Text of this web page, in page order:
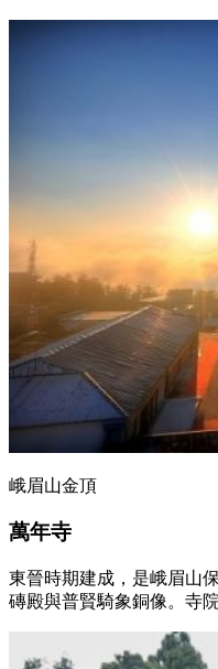
峨眉山金頂
萬年寺
東晉時期建成，是峨眉山
磚殿與普賢騎象銅像。寺